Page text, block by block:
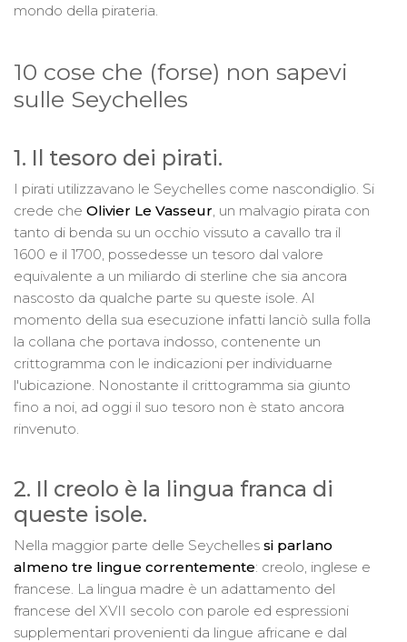
mondo della pirateria.
10 cose che (forse) non sapevi
sulle Seychelles
1. Il tesoro dei pirati.
I pirati utilizzavano le Seychelles come nascondiglio. Si
crede che Olivier Le Vasseur , un malvagio pirata con
tanto di benda su un occhio vissuto a cavallo tra il
1600 e il 1700, possedesse un tesoro dal valore
equivalente a un miliardo di sterline che sia ancora
nascosto da qualche parte su queste isole. Al
momento della sua esecuzione infatti lanciò sulla folla
la collana che portava indosso, contenente un
crittogramma con le indicazioni per individuarne
l'ubicazione. Nonostante il crittogramma sia giunto
fino a noi, ad oggi il suo tesoro non è stato ancora
rinvenuto.
2. Il creolo è la lingua franca di
queste isole.
Nella maggior parte delle Seychelles si parlano
almeno tre lingue correntemente: creolo, inglese e
francese. La lingua madre è un adattamento del
francese del XVII secolo con parole ed espressioni
supplementari provenienti da lingue africane e dal